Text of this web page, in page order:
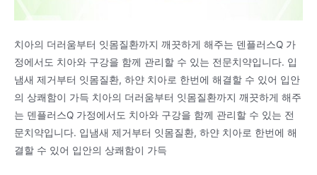
치아의 더러움부터 잇몸질환까지 깨끗하게 해주는 덴플러스Q 가
정에서도 치아와 구강을 함께 관리할 수 있는 전문치약입니다. 입
냄새 제거부터 잇몸질환, 하얀 치아로 한번에 해결할 수 있어 입안
의 상쾌함이 가득 치아의 더러움부터 잇몸질환까지 깨끗하게 해주
는 덴플러스Q 가정에서도 치아와 구강을 함께 관리할 수 있는 전
문치약입니다. 입냄새 제거부터 잇몸질환, 하얀 치아로 한번에 해
결할 수 있어 입안의 상쾌함이 가득